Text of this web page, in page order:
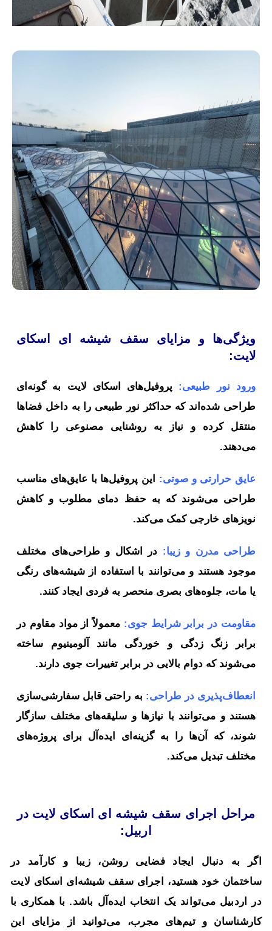
ویژگی‌ها و مزایای سقف شیشه ای اسکای
لایت:
ورود نور طبیعی: پروفیل‌های اسکای لایت به گونه‌ای
طراحی شده‌اند که حداکثر نور طبیعی را به داخل فضاها
منتقل کرده و نیاز به روشنایی مصنوعی را کاهش
می‌دهند.
عایق حرارتی و صوتی: این پروفیل‌ها با عایق‌های مناسب
طراحی می‌شوند که به حفظ دمای مطلوب و کاهش
نویزهای خارجی کمک می‌کند.
طراحی مدرن و زیبا: در اشکال و طراحی‌های مختلف
موجود هستند و می‌توانند با استفاده از شیشه‌های رنگی
یا مات، جلوه‌های بصری منحصر به فردی ایجاد کنند.
مقاومت در برابر شرایط جوی: معمولاً از مواد مقاوم در
برابر زنگ زدگی و خوردگی مانند آلومینیوم ساخته
می‌شوند که دوام بالایی در برابر تغییرات جوی دارند.
انعطاف‌پذیری در طراحی: به راحتی قابل سفارشی‌سازی
هستند و می‌توانند با نیازها و سلیقه‌های مختلف سازگار
شوند، که آن‌ها را به گزینه‌ای ایده‌آل برای پروژه‌های
مختلف تبدیل می‌کند.
مراحل اجرای سقف شیشه ای اسکای لایت در
اربیل:
اگر به دنبال ایجاد فضایی روشن، زیبا و کارآمد در
ساختمان خود هستید، اجرای سقف شیشه‌ای اسکای لایت
در اردبیل می‌تواند یک انتخاب ایده‌آل باشد. با همکاری با
کارشناسان و تیم‌های مجرب، می‌توانید از مزایای این